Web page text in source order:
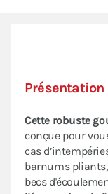
Présentation
Cette robuste
conçue pour
cas
barnums
becs